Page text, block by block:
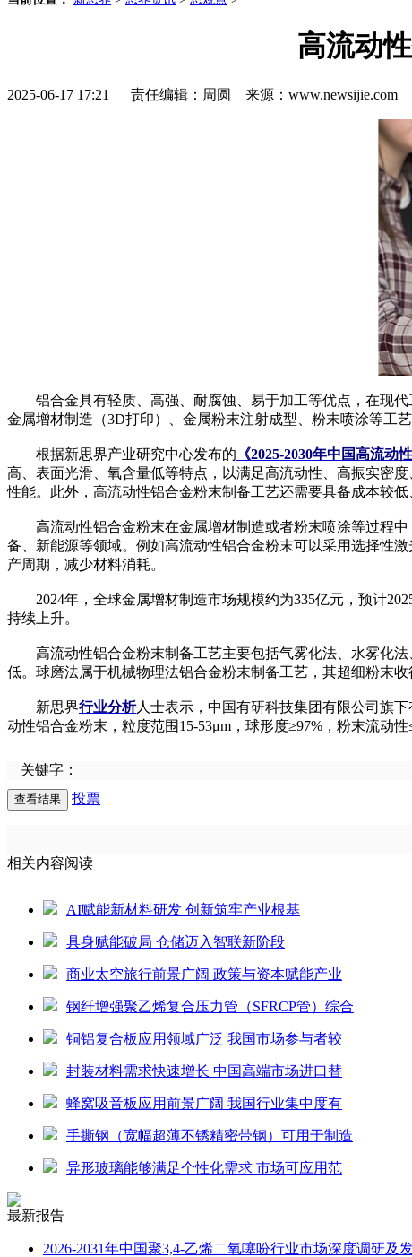
高流动
2025-06-17 17:21 责任编辑：周圆 来源：www.newsijie.com
铝合金具有轻质、高强、耐腐蚀、易于加工等优点，在现代
金属增材制造（3D打印）、金属粉末注射成型、粉末喷涂等工
根据新思界产业研究中心发布的 《2025-2030年中国高流
高、表面光滑、氧含量低等特点，以满足高流动性、高振实密
性能。此外，高流动性铝合金粉末制备工艺还需要具备成本较
高流动性铝合金粉末在金属增材制造或者粉末喷涂等过程中
备、新能源等领域。例如高流动性铝合金粉末可以采用选择性
产周期，减少材料消耗。
2024年，全球金属增材制造市场规模约为335亿元，预计
持续上升。
高流动性铝合金粉末制备工艺主要包括气雾化法、水雾化法
低。球磨法属于机械物理法铝合金粉末制备工艺，其超细粉末
新思界行业分析人士表示，中国有研科技集团有限公司旗
动性铝合金粉末，粒度范围15-53μm，球形度≥97%，粉末流动
关键字：
投票
相关内容阅读
AI赋能新材料研发 创新筑牢产业根基
具身赋能破局 仓储迈入智联新阶段
商业太空旅行前景广阔 政策与资本赋能产业
钢纤增强聚乙烯复合压力管（SFRCP管）综合
铜铝复合板应用领域广泛 我国市场参与者较
封装材料需求快速增长 中国高端市场进口替
蜂窝吸音板应用前景广阔 我国行业集中度有
手撕钢（宽幅超薄不锈精密带钢）可用于制造
异形玻璃能够满足个性化需求 市场可应用范
最新报告
2026-2031年中国聚3,4-乙烯二氧噻吩行业市场深度调研及